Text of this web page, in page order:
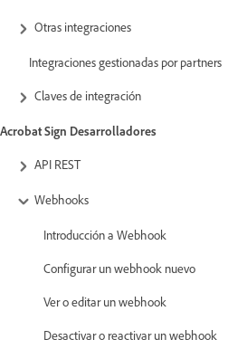
Otras integraciones
Integraciones gestionadas por partners
Claves de integración
Acrobat Sign Desarrolladores
API REST
Webhooks
Introducción a Webhook
Configurar un webhook nuevo
Ver o editar un webhook
Desactivar o reactivar un webhook